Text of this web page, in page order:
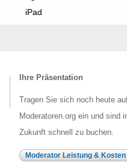
iPad
Ihre Präsentation
Tragen Sie sich noch heute
Moderatoren.org ein und sind
Zukunft schnell zu buchen.
Moderator Leistung & Kosten